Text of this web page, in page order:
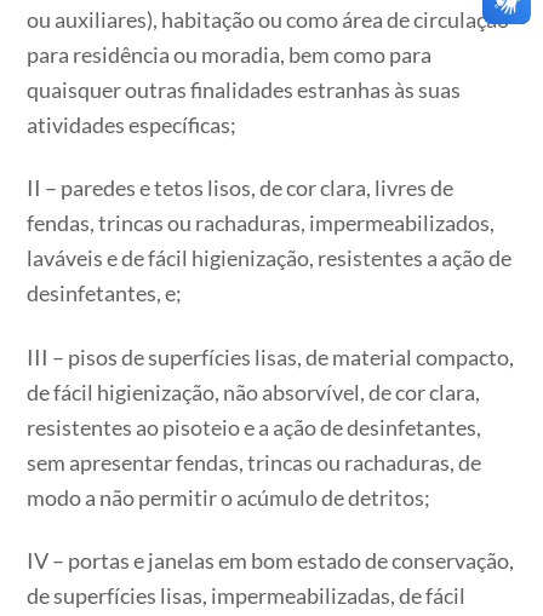
ou auxiliares), habitação ou como área de circulação
para residência ou moradia, bem como para
quaisquer outras finalidades estranhas às suas
atividades específicas;
II – paredes e tetos lisos, de cor clara, livres de
fendas, trincas ou rachaduras, impermeabilizados,
laváveis e de fácil higienização, resistentes a ação de
desinfetantes, e;
III – pisos de superfícies lisas, de material compacto,
de fácil higienização, não absorvível, de cor clara,
resistentes ao pisoteio e a ação de desinfetantes,
sem apresentar fendas, trincas ou rachaduras, de
modo a não permitir o acúmulo de detritos;
IV – portas e janelas em bom estado de conservação,
de superfícies lisas, impermeabilizadas, de fácil